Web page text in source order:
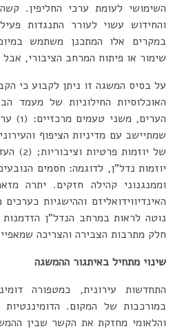
השימושי לעומת ערכי החליפין.
והחידוש עשוי לעורר התנגדות
במקרים אלו המתכנן משתמש
שימור או פיתוח המרחב הציבורי,
על בסיס המשגה זו ניתן לקבוע כי
האוכלוסיות החילוניות של מעמד
הערים,
שמתיישב עם מדיניות הציפוף
של
יוזמות נדל”ן, לדוגמה: חסמים
וממנגנוני קהילה חזקים. יתרה
האינדיווידואליזם וההישגיות
נוטה לראות במרחב הנדל”ן
חלק מתרבות הצבירה והצריכה
שינוי מתחיל באיתגור ההמשגה
התחדשות עירונית, כמטפורה
במורכבות של המקום.
והלאומי מחזקת את הקשר שבין